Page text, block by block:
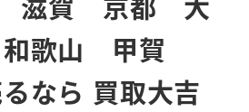
歌山 甲賀
なら 買取大吉